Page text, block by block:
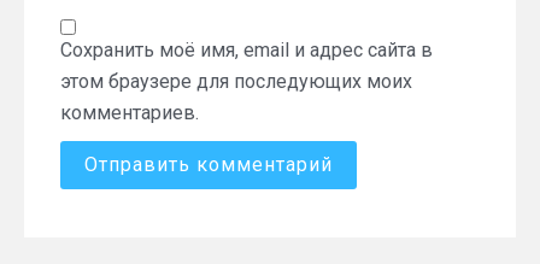
Сохранить моё имя, email и адрес сайта в
этом браузере для последующих моих
комментариев.